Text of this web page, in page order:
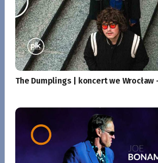
The Dumplings | koncert we Wrocław